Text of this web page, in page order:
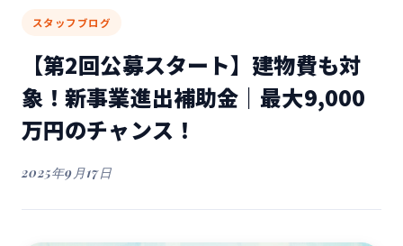
スタッフブログ
【第2回公募スタート】建物費も対
象！新事業進出補助金｜最大9,000
万円のチャンス！
2025年9月17日